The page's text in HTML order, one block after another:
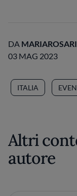
DA
03 MAG 2023
ITALIA
Altri
autore